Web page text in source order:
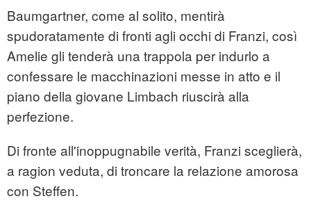
Baumgartner, come al solito, mentirà
spudoratamente di fronti agli occhi di Franzi, così
Amelie gli tenderà una trappola per indurlo a
confessare le macchinazioni messe in atto e il
piano della giovane Limbach riuscirà alla
perfezione.
Di fronte all'inoppugnabile verità, Franzi sceglierà,
a ragion veduta, di troncare la relazione amorosa
con Steffen.